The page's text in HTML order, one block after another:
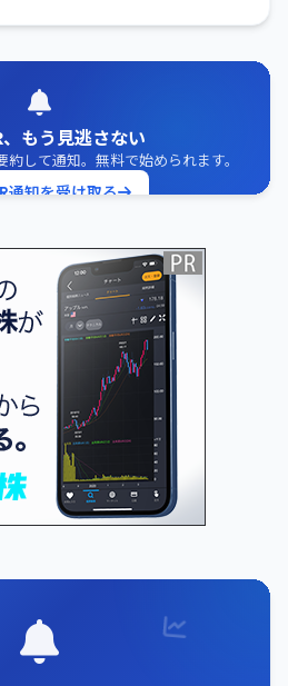
もう見逃さない
して通知。無料で始められます。
通知を受け取る